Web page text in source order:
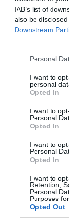
IAB’s list of
also be
Downstream
Personal
I want to
personal
Opted In
I want to
Personal
Opted In
I want to
Personal
Opted In
I want to
Retention,
Personal
Purposes
Opted Out
Cidades
públicas,
preservação
“instrumentos
turístico e
Além dos
integrará
Interpretação
exposição “O
demonstração
Uma Bienal
crescimento
Em entrevista
Abreu, chefe da
motores
Interior
Por Ígor
defende que a
Centro de
crescimento
a região reúne
investidores
consolidar um
qualidade de
território”.
As declarações